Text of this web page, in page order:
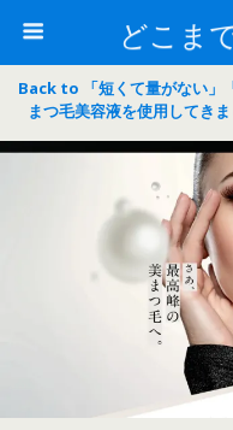
どこま
Back to 「短くて量がない」
まつ毛美容液を使用してき